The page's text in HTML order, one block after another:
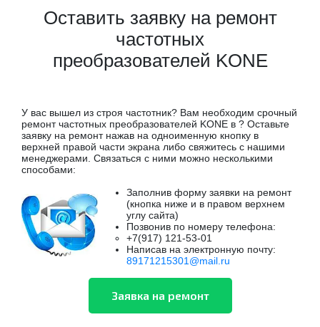
Оставить заявку на ремонт
частотных
преобразователей KONE
У вас вышел из строя частотник? Вам необходим срочный
ремонт частотных преобразователей KONE в ? Оставьте
заявку на ремонт нажав на одноименную кнопку в
верхней правой части экрана либо свяжитесь с нашими
менеджерами. Связаться с ними можно несколькими
способами:
Заполнив форму заявки на ремонт
(кнопка ниже и в правом верхнем
углу сайта)
Позвонив по номеру телефона:
+7(917) 121-53-01
Написав на электронную почту:
89171215301@mail.ru